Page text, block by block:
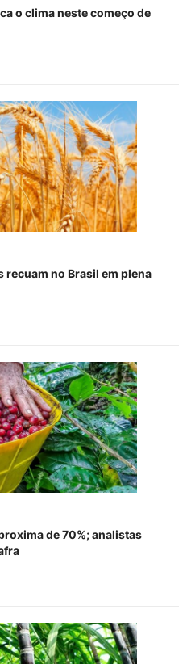
o clima neste começo de
recuam no Brasil em plena
de 70%; analistas